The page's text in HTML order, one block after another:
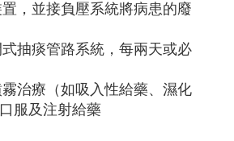
，並接負壓系統將病患的廢
抽痰管路系統，每兩天或必
治療（如吸入性給藥、濕化
服及注射給藥